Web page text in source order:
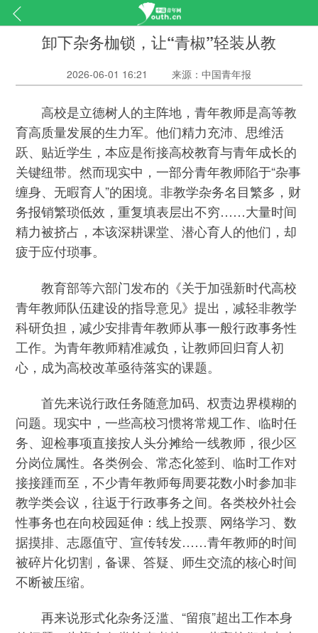
卸下杂务枷锁，让“青椒”轻装从教
2026-06-01 16:21 来源：中国青年报
高校是立德树人的主阵地，青年教师是高等教
育高质量发展的生力军。他们精力充沛、思维活
跃、贴近学生，本应是衔接高校教育与青年成长的
关键纽带。然而现实中，一部分青年教师陷于“杂事
缠身、无暇育人”的困境。非教学杂务名目繁多，财
务报销繁琐低效，重复填表层出不穷……大量时间
精力被挤占，本该深耕课堂、潜心育人的他们，却
疲于应付琐事。
教育部等六部门发布的《关于加强新时代高校
青年教师队伍建设的指导意见》提出，减轻非教学
科研负担，减少安排青年教师从事一般行政事务性
工作。为青年教师精准减负，让教师回归育人初
心，成为高校改革亟待落实的课题。
首先来说行政任务随意加码、权责边界模糊的
问题。现实中，一些高校习惯将常规工作、临时任
务、迎检事项直接按人头分摊给一线教师，很少区
分岗位属性。各类例会、常态化签到、临时工作对
接接踵而至，不少青年教师每周要花数小时参加非
教学类会议，往返于行政事务之间。各类校外社会
性事务也在向校园延伸：线上投票、网络学习、数
据摸排、志愿值守、宣传转发……青年教师的时间
被碎片化切割，备课、答疑、师生交流的核心时间
不断被压缩。
再来说形式化杂务泛滥、“留痕”超出工作本身